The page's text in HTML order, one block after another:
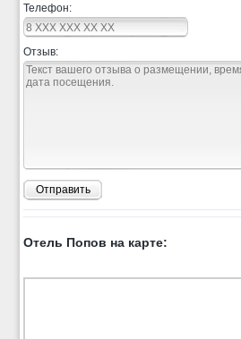
Телефон:
Отзыв:
Отправить
Отель Попов на карте: